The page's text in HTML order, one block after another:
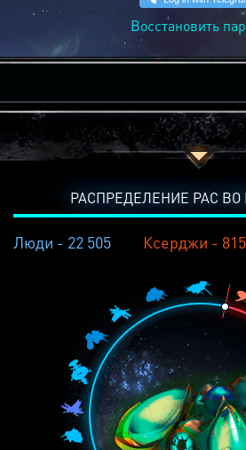
Восстановить
РАСПРЕДЕЛЕНИЕ РАС
Люди - 22 505 Ксерджи -